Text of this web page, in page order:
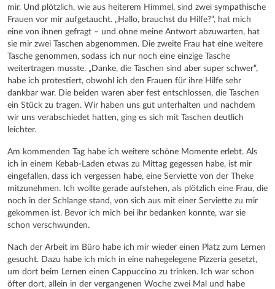
mir. Und plötzlich, wie aus heiterem Himmel, sind zwei sympathische
Frauen vor mir aufgetaucht. „Hallo, brauchst du Hilfe?“, hat mich
eine von ihnen gefragt – und ohne meine Antwort abzuwarten, hat
sie mir zwei Taschen abgenommen. Die zweite Frau hat eine weitere
Tasche genommen, sodass ich nur noch eine einzige Tasche
weitertragen musste. „Danke, die Taschen sind aber super schwer“,
habe ich protestiert, obwohl ich den Frauen für ihre Hilfe sehr
dankbar war. Die beiden waren aber fest entschlossen, die Taschen
ein Stück zu tragen. Wir haben uns gut unterhalten und nachdem
wir uns verabschiedet hatten, ging es sich mit Taschen deutlich
leichter.
Am kommenden Tag habe ich weitere schöne Momente erlebt. Als
ich in einem Kebab-Laden etwas zu Mittag gegessen habe, ist mir
eingefallen, dass ich vergessen habe, eine Serviette von der Theke
mitzunehmen. Ich wollte gerade aufstehen, als plötzlich eine Frau, die
noch in der Schlange stand, von sich aus mit einer Serviette zu mir
gekommen ist. Bevor ich mich bei ihr bedanken konnte, war sie
schon verschwunden.
Nach der Arbeit im Büro habe ich mir wieder einen Platz zum Lernen
gesucht. Dazu habe ich mich in eine nahegelegene Pizzeria gesetzt,
um dort beim Lernen einen Cappuccino zu trinken. Ich war schon
öfter dort, allein in der vergangenen Woche zwei Mal und habe